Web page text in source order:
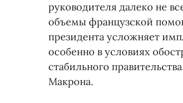
руководителя далеко не
объемы французской
президента усложняет
особенно в условиях
стабильного
Макрона.